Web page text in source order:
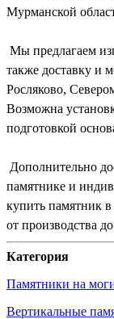
Мурманской
Мы предлагаем
также доставку и
Росляково,
Возможна
подготовкой
Дополнительно
памятнике и
купить памятник
от производства
Категория
Памятники на
Вертикальные